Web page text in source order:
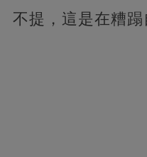
不提，這是在糟蹋